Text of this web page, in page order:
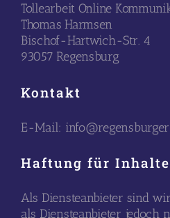
Tollearbeit Online
Thomas Harmsen
Bischof-Hartwich-Str. 4
93057 Regensburg
Kontakt
E-Mail:
Haftung für Inhalte
Als Diensteanbieter sind
als Diensteanbieter jedoch